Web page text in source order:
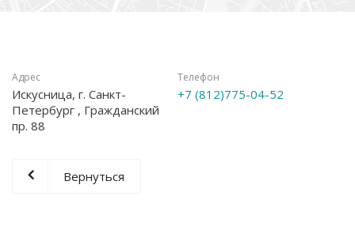
Адрес
Искусница, г. Санкт-
Петербург , Гражданский
пр. 88
Телефон
+7 (812)775-04-52
Вернуться